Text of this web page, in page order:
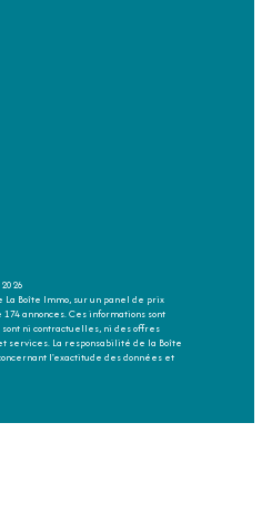
La Boîte Immo, sur un panel de prix
annonces. Ces informations sont
ni contractuelles, ni des offres
services. La responsabilité de la Boîte
l'exactitude des données et